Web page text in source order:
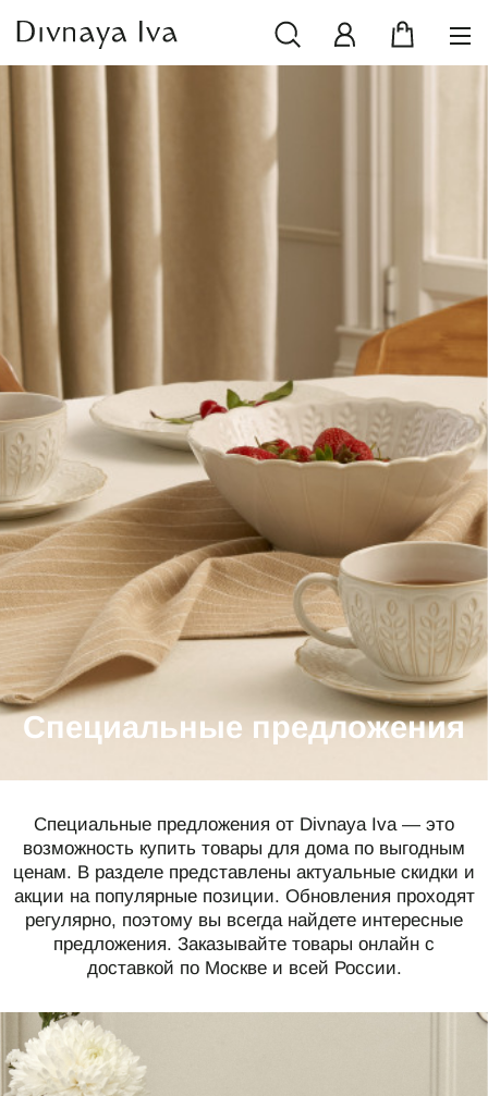
Специальные предложения
Специальные предложения от Divnaya Iva — это
возможность купить товары для дома по выгодным
ценам. В разделе представлены актуальные скидки и
акции на популярные позиции. Обновления проходят
регулярно, поэтому вы всегда найдете интересные
предложения. Заказывайте товары онлайн с
доставкой по Москве и всей России.
НОВИНКИ
РАСПРОДАЖА
ТЕКСТИЛЬ ДЛЯ ДОМА
ДЕКОР ДЛЯ ДОМА
МЕБЕЛЬ
КОЛЛЕКЦИИ ПОСТЕЛЬНОГО БЕЛЬЯ
КОЛЛЕКЦИЯ ИЗ МАССИВА ДУБА
СПЕЦИАЛЬНЫЕ ПРЕДЛОЖЕНИЯ
ИДЕИ ДЛЯ ПОДАРКОВ
ПОДАРОЧНАЯ КАРТА
О НАС
Каталог
Магазины
ПОКУПАТЕЛЯМ
Подарочная карта
Обмен и возврат
B2B
Полезные статьи
КОНТАКТЫ